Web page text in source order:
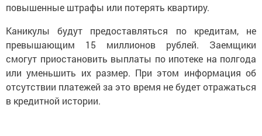
повышенные штрафы или потерять квартиру.
Каникулы будут предоставляться по кредитам, не
превышающим 15 миллионов рублей. Заемщики
смогут приостановить выплаты по ипотеке на полгода
или уменьшить их размер. При этом информация об
отсутствии платежей за это время не будет отражаться
в кредитной истории.